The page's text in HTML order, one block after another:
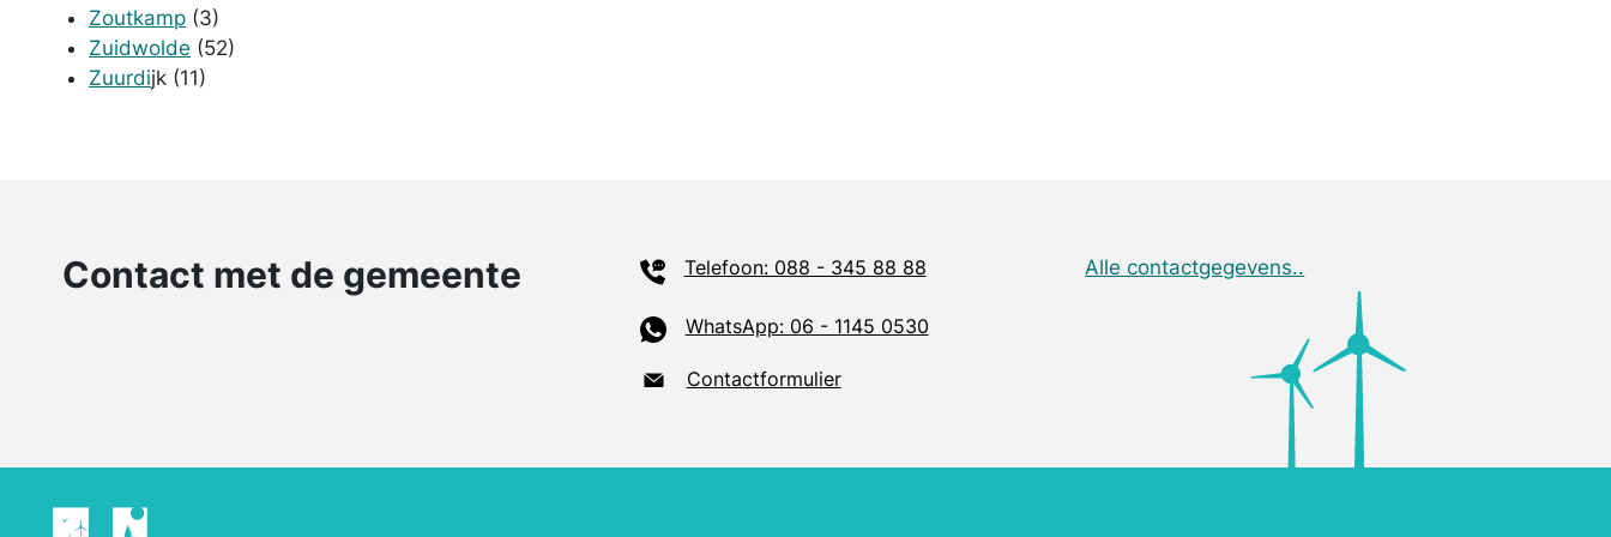
Zoutkamp (3)
Zuidwolde (52)
Zuurdijk (11)
Contact met de gemeente Telefoon: 088 - 345 88 88
WhatsApp: 06 - 1145 0530
Contactformulier
Alle contactgegevens..